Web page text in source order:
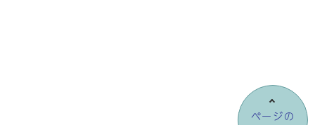
ページの